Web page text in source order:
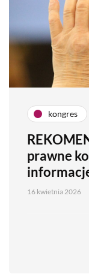
kongres
prawne
16 kwietnia 2026